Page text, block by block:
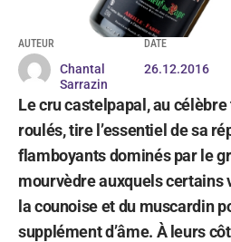
AUTEUR
Chantal
Sarrazin
DATE
26.12.2016
Le cru castelpapal, au
roulés, tire l’essentiel de sa
flamboyants dominés par le
mourvèdre auxquels certains
la counoise et du muscardin
supplément d’âme. À leurs